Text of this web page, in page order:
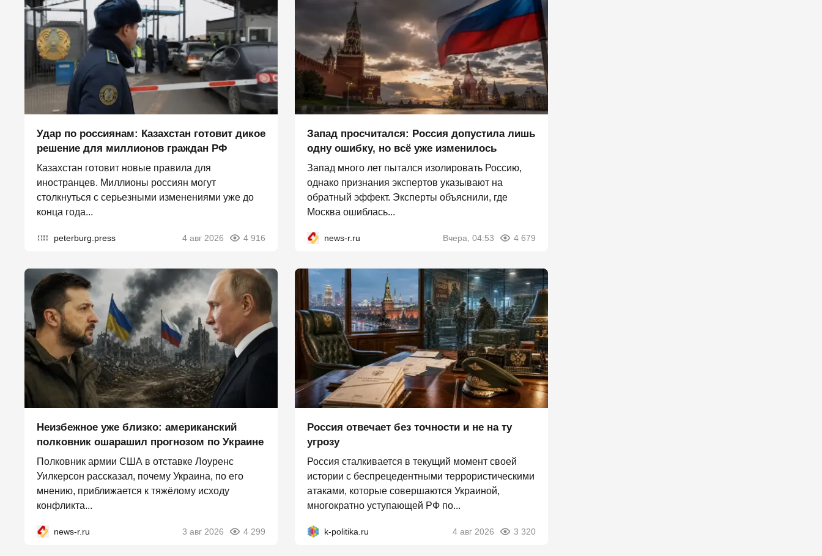
Удар по россиянам: Казахстан готовит дикое
решение для миллионов граждан РФ
Казахстан готовит новые правила для
иностранцев. Миллионы россиян могут
столкнуться с серьезными изменениями уже до
конца года...
peterburg.press 4 авг 2026 4 916
Запад просчитался: Россия допустила лишь
одну ошибку, но всё уже изменилось
Запад много лет пытался изолировать Россию,
однако признания экспертов указывают на
обратный эффект. Эксперты объяснили, где
Москва ошиблась...
news-r.ru Вчера, 04:53 4 679
Неизбежное уже близко: американский
полковник ошарашил прогнозом по Украине
Полковник армии США в отставке Лоуренс
Уилкерсон рассказал, почему Украина, по его
мнению, приближается к тяжёлому исходу
конфликта...
news-r.ru 3 авг 2026 4 299
Россия отвечает без точности и не на ту
угрозу
Россия сталкивается в текущий момент своей
истории с беспрецедентными террористическими
атаками, которые совершаются Украиной,
многократно уступающей РФ по...
k-politika.ru 4 авг 2026 3 320